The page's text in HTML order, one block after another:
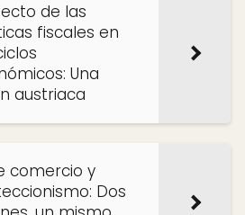
de las
fiscales en
Una
austriaca
comercio y
Dos